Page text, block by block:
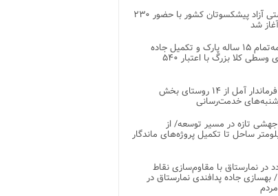
رقابت‌های کشتی آزاد پیشکسوتان کشور با حضور ۲۳۰
شد
پایان پروژه نیمه‌تمام ۱۵ ساله پارک و تکمیل جاده
اصلی ۲ کیلومتری وسطی کلا بزرگ با اعتبار ۵۴۰
بازدید میدانی فرماندار آمل از ۱۴ روستای بخش
خدمت‌رسانی
تازه در مسیر توسعه/ از
۱۴ کیلومتر ساحل تا تکمیل پروژه‌های ماندگار
در نمارستاق با مقاوم‌سازی نقاط
جاده پدافندی نمارستاق در